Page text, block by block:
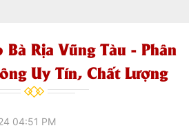
Bà Rịa Vũng Tàu - Phân
Uy Tín, Chất Lượng
04:51 PM